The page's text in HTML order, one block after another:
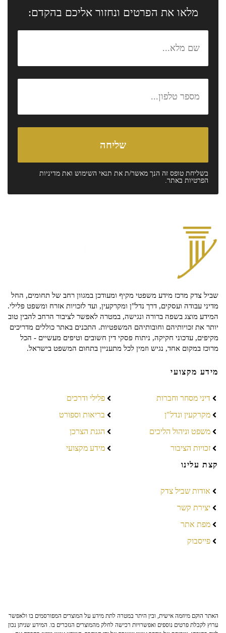
מלאו את הפרטים ונחזור אליכם בהקדם:
בשליחת טופס זה הנך מאשר/ת את תנאי השימוש ואת מדיניות
הפרטיות באתר.
שביל צדק מרכז מידע משפטי מקיף ומעודכן במגוון רחב של תחומים, החל
מדיני עבודה ועסקים, דרך נדל"ן ומקרקעין, ועד לזכויות אזרח ומשפט פלילי.
המידע מוצג בשפה ברורה ונגישה, במטרה לאפשר לציבור הרחב להבין טוב
יותר את זכויותיהם וחובותיהם המשפטיות. התכנים באתר כוללים מדריכים
מקיפים, עדכוני חקיקה, ניתוח פסקי דין חשובים וטיפים מעשיים - הכל
מרוכז במקום אחד, נגיש וזמין לכל מתעניין בתחום המשפט בישראל.
מידע מקצועי
דיני מסחר וחברות
מקרקעין ונדל"ן
משפט וניהול הליכים
זכויות הציבור
פלילי ודרכים
בריאות וספורט
הגנת הצרכן
מידע מקצועי
קצת עלינו
אודות שביל צדק
יצירת קשר
מפת אתר
פייסבוק
האתר הוקם מיוזמה אישית, ובין היתר במטרה לתת מידע על המוצרים המפורסמים בו ולאפשר
ערוץ לקבלת פרטים נוספים ואפשרויות רכישה לחלק מהמוצרים הנזכרים בו. המידע שניתן נכון